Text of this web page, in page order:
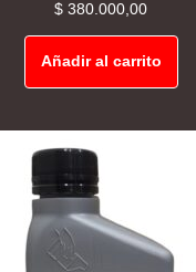
$ 380.000,00
Añadir al carrito